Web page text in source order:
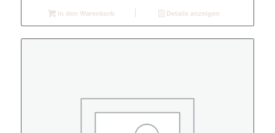
In den Warenkorb Details anzeigen